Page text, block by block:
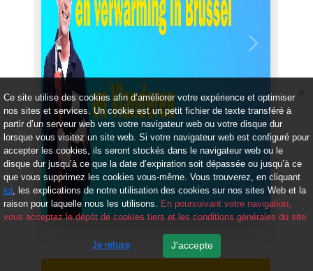
Précédent Suivant
Ce site utilise des cookies afin d’améliorer votre expérience et optimiser
nos sites et services. Un cookie est un petit fichier de texte transféré à
partir d’un serveur web vers votre navigateur web ou votre disque dur
lorsque vous visitez un site web. Si votre navigateur web est configuré pour
accepter les cookies, ils seront stockés dans le navigateur web ou le
disque dur jusqu’à ce que la date d’expiration soit dépassée ou jusqu’à ce
que vous supprimez les cookies vous-même. Vous trouverez, en cliquant
ici, les explications de notre utilisation des cookies sur nos sites Web et la
raison pour laquelle nous les utilisons. En poursuivant votre navigation,
vous acceptez le dépôt de cookies tiers et les conditions générales du site.
Je refuse J'accepte